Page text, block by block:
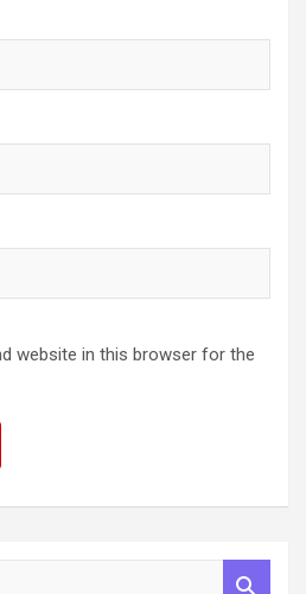
website in this browser for the